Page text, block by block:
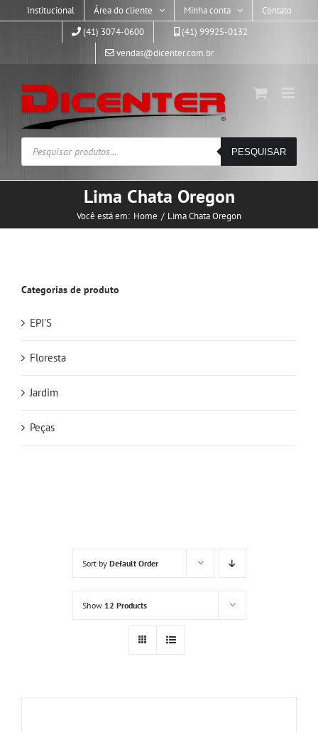
Institucional Área do cliente Minha conta
Contato
(41) 3074-0600
(41) 99925-0132
vendas@dicenter.com.br
Pesquisar
produtos
PESQUISAR
Lima Chata Oregon
Você está em: Home Lima Chata Oregon
Sort by Default Order
Show 12 Products
Categorias de produto
EPI'S
Floresta
Jardim
Peças